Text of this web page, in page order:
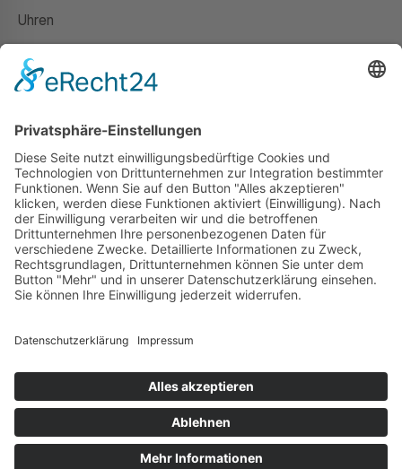
Uhren
Susanne Steiger
Geschäfte
Newsletter
Kontakt
© 2026 JUWELIER STEIGER
VERTRAG WIDERRUFEN
PERFORMANCE BY ·GREITMANN